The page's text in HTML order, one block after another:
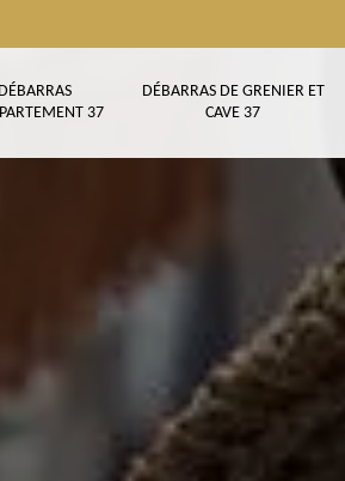
DÉBARRAS
37
DÉBARRAS DE GRENIER ET
CAVE 37